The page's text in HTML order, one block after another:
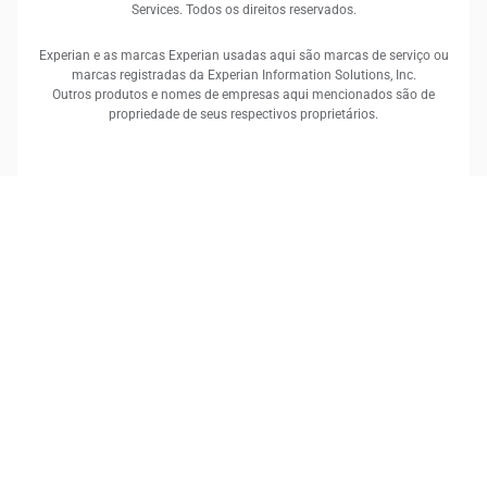
Services. Todos os direitos reservados.
Experian e as marcas Experian usadas aqui são marcas de serviço ou
marcas registradas da Experian Information Solutions, Inc.
Outros produtos e nomes de empresas aqui mencionados são de
propriedade de seus respectivos proprietários.